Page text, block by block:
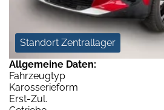
Standort Zentrallager
Allgemeine Daten:
Fahrzeugtyp
Karosserieform
Erst-Zul.